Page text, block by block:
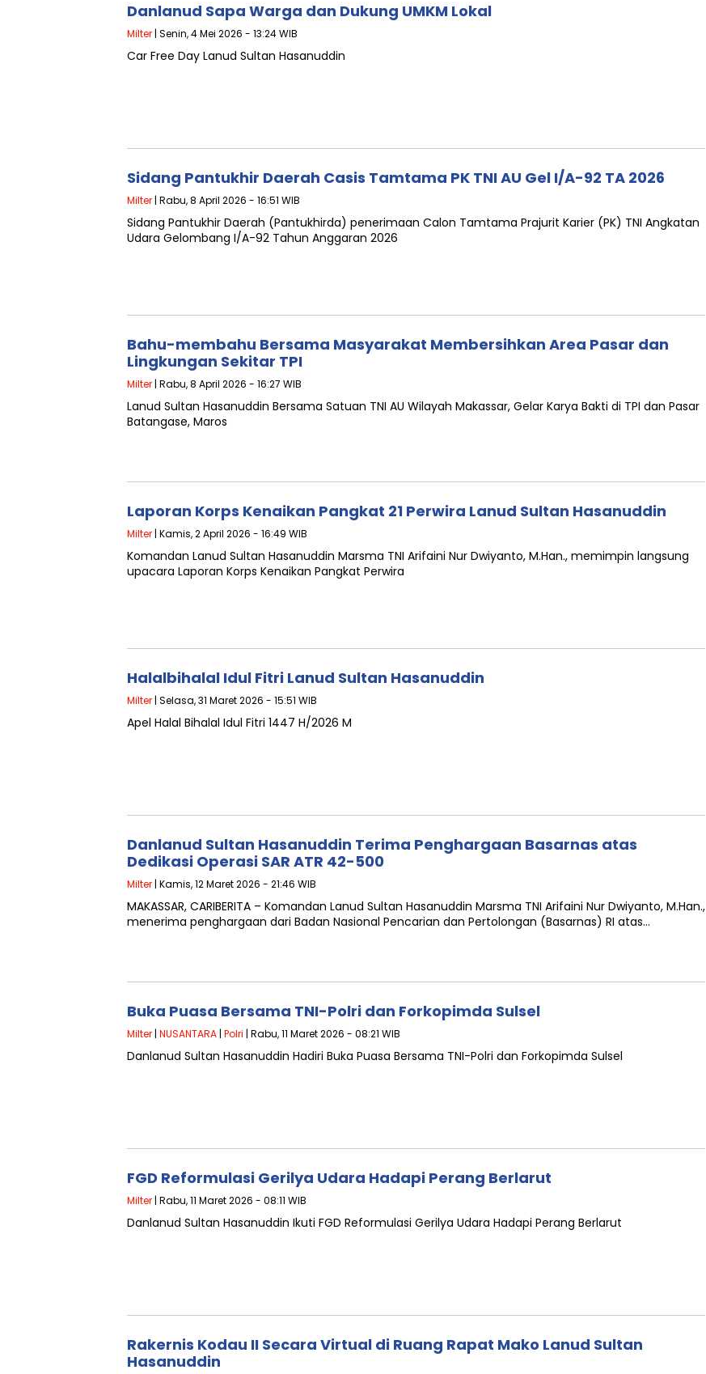
Danlanud Sapa Warga dan Dukung UMKM Lokal
Milter | Senin, 4 Mei 2026 - 13:24 WIB
Car Free Day Lanud Sultan Hasanuddin
Sidang Pantukhir Daerah Casis Tamtama PK TNI AU Gel I/A-92 TA 2026
Milter | Rabu, 8 April 2026 - 16:51 WIB
Sidang Pantukhir Daerah (Pantukhirda) penerimaan Calon Tamtama Prajurit Karier (PK) TNI Angkatan
Udara Gelombang I/A-92 Tahun Anggaran 2026
Bahu-membahu Bersama Masyarakat Membersihkan Area Pasar dan
Lingkungan Sekitar TPI
Milter | Rabu, 8 April 2026 - 16:27 WIB
Lanud Sultan Hasanuddin Bersama Satuan TNI AU Wilayah Makassar, Gelar Karya Bakti di TPI dan Pasar
Batangase, Maros
Laporan Korps Kenaikan Pangkat 21 Perwira Lanud Sultan Hasanuddin
Milter | Kamis, 2 April 2026 - 16:49 WIB
Komandan Lanud Sultan Hasanuddin Marsma TNI Arifaini Nur Dwiyanto, M.Han., memimpin langsung
upacara Laporan Korps Kenaikan Pangkat Perwira
Halalbihalal Idul Fitri Lanud Sultan Hasanuddin
Milter | Selasa, 31 Maret 2026 - 15:51 WIB
Apel Halal Bihalal Idul Fitri 1447 H/2026 M
Danlanud Sultan Hasanuddin Terima Penghargaan Basarnas atas
Dedikasi Operasi SAR ATR 42-500
Milter | Kamis, 12 Maret 2026 - 21:46 WIB
MAKASSAR, CARIBERITA – Komandan Lanud Sultan Hasanuddin Marsma TNI Arifaini Nur Dwiyanto, M.Han.,
menerima penghargaan dari Badan Nasional Pencarian dan Pertolongan (Basarnas) RI atas…
Buka Puasa Bersama TNI-Polri dan Forkopimda Sulsel
Milter | NUSANTARA | Polri | Rabu, 11 Maret 2026 - 08:21 WIB
Danlanud Sultan Hasanuddin Hadiri Buka Puasa Bersama TNI-Polri dan Forkopimda Sulsel
FGD Reformulasi Gerilya Udara Hadapi Perang Berlarut
Milter | Rabu, 11 Maret 2026 - 08:11 WIB
Danlanud Sultan Hasanuddin Ikuti FGD Reformulasi Gerilya Udara Hadapi Perang Berlarut
Rakernis Kodau II Secara Virtual di Ruang Rapat Mako Lanud Sultan
Hasanuddin